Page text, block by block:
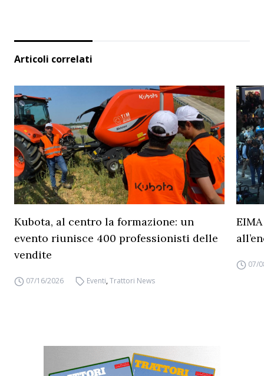
Articoli correlati
Kubota, al centro la formazione: un
evento riunisce 400 professionisti delle
vendite
07/16/2026 Eventi,Trattori News
07/